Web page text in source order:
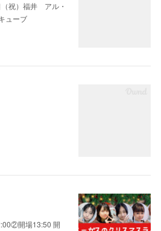
祝）福井 アル・
ューブ
開場13:50 開